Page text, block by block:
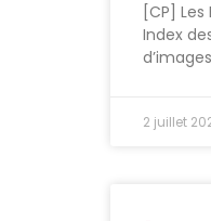
[CP]
Index
2 juillet